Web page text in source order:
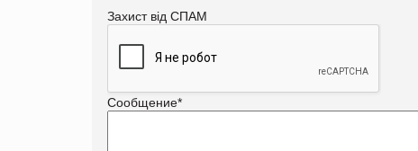
Захист від СПАМ
Сообщение*